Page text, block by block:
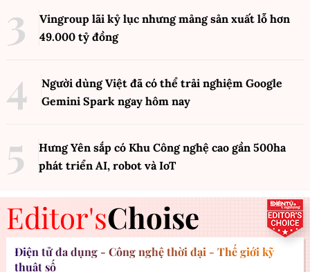
Vingroup lãi kỷ lục nhưng mảng sản xuất lỗ hơn
49.000 tỷ đồng
Người dùng Việt đã có thể trải nghiệm Google
Gemini Spark ngay hôm nay
Hưng Yên sắp có Khu Công nghệ cao gần 500ha
phát triển AI, robot và IoT
Editor'sChoise
Điện tử đa dụng - Công nghệ thời đại - Thế giới kỹ
thuật số